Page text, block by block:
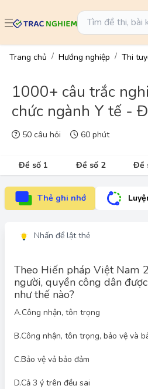
Trang chủ Hướng nghiệp
1000+ câu trắc
chức ngành Y tế -
50 câu hỏi 60 phút
Đề số 1 Đề số 2 Đề
Thẻ ghi nhớ
Nhấn để lật thẻ
Theo Hiến pháp Việt Nam
người, quyền công dân
như thế nào?
A.Công nhận, tôn trọng
B.Công nhận, tôn trọng, bảo vệ và
C.Bảo vệ vả bảo đảm
D.Cả 3 ý trên đều sai
Theo Điều 14 Hiến pháp 2013 quy
hội chủ nghĩa Việt Nam, các quyền
tôn trọng, bảo vệ, bảo đảm